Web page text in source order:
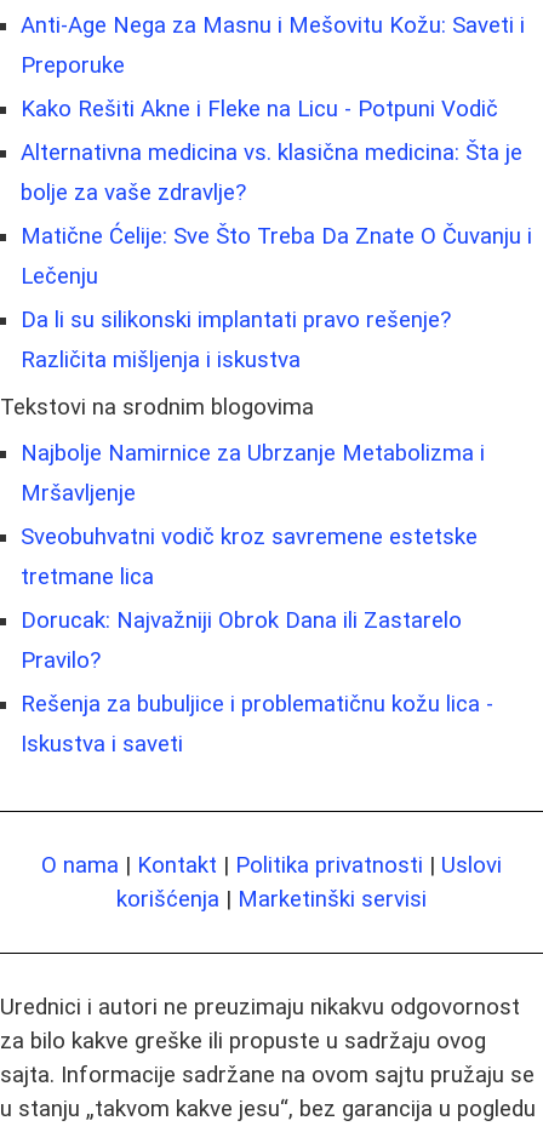
Anti-Age Nega za Masnu i Mešovitu Kožu: Saveti i
Preporuke
Kako Rešiti Akne i Fleke na Licu - Potpuni Vodič
Alternativna medicina vs. klasična medicina: Šta je
bolje za vaše zdravlje?
Matične Ćelije: Sve Što Treba Da Znate O Čuvanju i
Lečenju
Da li su silikonski implantati pravo rešenje?
Različita mišljenja i iskustva
Tekstovi na srodnim blogovima
Najbolje Namirnice za Ubrzanje Metabolizma i
Mršavljenje
Sveobuhvatni vodič kroz savremene estetske
tretmane lica
Dorucak: Najvažniji Obrok Dana ili Zastarelo
Pravilo?
Rešenja za bubuljice i problematičnu kožu lica -
Iskustva i saveti
O nama | Kontakt | Politika privatnosti | Uslovi
korišćenja | Marketinški servisi
Urednici i autori ne preuzimaju nikakvu odgovornost
za bilo kakve greške ili propuste u sadržaju ovog
sajta. Informacije sadržane na ovom sajtu pružaju se
u stanju „takvom kakve jesu“, bez garancija u pogledu